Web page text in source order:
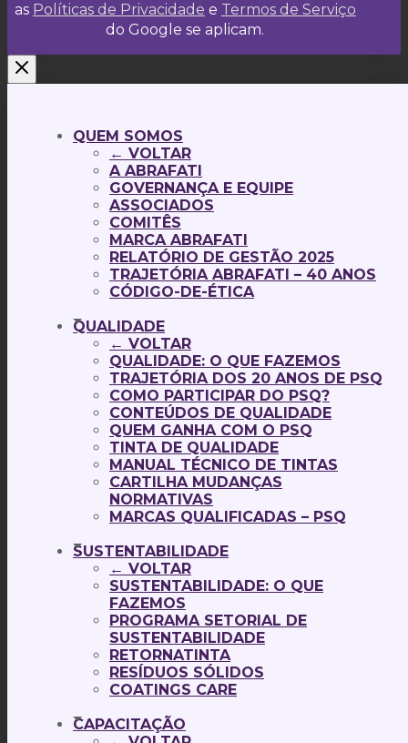
as Políticas de Privacidade e Termos de Serviço
do Google se aplicam.
QUEM SOMOS
← VOLTAR
A ABRAFATI
GOVERNANÇA E EQUIPE
ASSOCIADOS
COMITÊS
MARCA ABRAFATI
RELATÓRIO DE GESTÃO 2025
TRAJETÓRIA ABRAFATI – 40 ANOS
CÓDIGO-DE-ÉTICA
QUALIDADE
← VOLTAR
QUALIDADE: O QUE FAZEMOS
TRAJETÓRIA DOS 20 ANOS DE PSQ
COMO PARTICIPAR DO PSQ?
CONTEÚDOS DE QUALIDADE
QUEM GANHA COM O PSQ
TINTA DE QUALIDADE
MANUAL TÉCNICO DE TINTAS
CARTILHA MUDANÇAS
NORMATIVAS
MARCAS QUALIFICADAS – PSQ
SUSTENTABILIDADE
← VOLTAR
SUSTENTABILIDADE: O QUE
FAZEMOS
PROGRAMA SETORIAL DE
SUSTENTABILIDADE
RETORNATINTA
RESÍDUOS SÓLIDOS
COATINGS CARE
CAPACITAÇÃO